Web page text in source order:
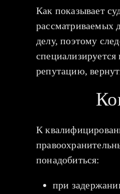
Как показывает
рассматриваемых
делу, поэтому
репутацию,
К
понадобиться:
при